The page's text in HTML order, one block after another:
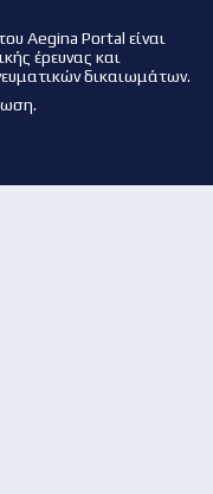
Aegina Portal είναι
έρευνας και
δικαιωμάτων.